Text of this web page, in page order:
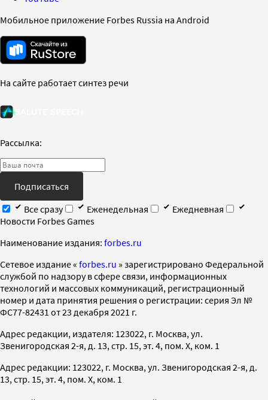
Мобильное приложение Forbes Russia на Android
На сайте работает синтез речи
Рассылка:
Подписаться
Все сразу
Еженедельная
Ежедневная
Новости Forbes Games
Наименование издания: forbes.ru
Cетевое издание « forbes.ru » зарегистрировано Федеральной
службой по надзору в сфере связи, информационных
технологий и массовых коммуникаций, регистрационный
номер и дата принятия решения о регистрации: серия Эл №
ФС77-82431 от 23 декабря 2021 г.
Адрес редакции, издателя: 123022, г. Москва, ул.
Звенигородская 2-я, д. 13, стр. 15, эт. 4, пом. X, ком. 1
Адрес редакции: 123022, г. Москва, ул. Звенигородская 2-я, д.
13, стр. 15, эт. 4, пом. X, ком. 1